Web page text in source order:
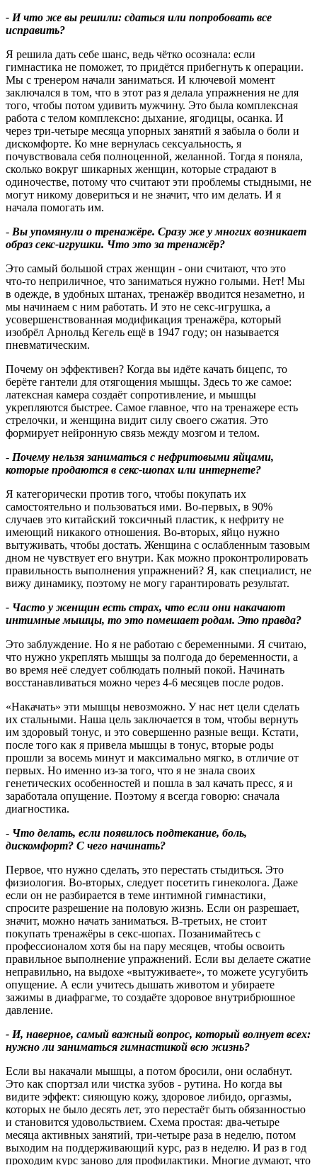
- И что же вы решили: сдаться или попробовать все
исправить?
Я решила дать себе шанс, ведь чётко осознала: если
гимнастика не поможет, то придётся прибегнуть к операции.
Мы с тренером начали заниматься. И ключевой момент
заключался в том, что в этот раз я делала упражнения не для
того, чтобы потом удивить мужчину. Это была комплексная
работа с телом комплексно: дыхание, ягодицы, осанка. И
через три‑четыре месяца упорных занятий я забыла о боли и
дискомфорте. Ко мне вернулась сексуальность, я
почувствовала себя полноценной, желанной. Тогда я поняла,
сколько вокруг шикарных женщин, которые страдают в
одиночестве, потому что считают эти проблемы стыдными, не
могут никому довериться и не значит, что им делать. И я
начала помогать им.
- Вы упомянули о тренажёре. Сразу же у многих возникает
образ секс-игрушки. Что это за тренажёр?
Это самый большой страх женщин - они считают, что это
что‑то неприличное, что заниматься нужно голыми. Нет! Мы
в одежде, в удобных штанах, тренажёр вводится незаметно, и
мы начинаем с ним работать. И это не секс-игрушка, а
усовершенствованная модификация тренажёра, который
изобрёл Арнольд Кегель ещё в 1947 году; он называется
пневматическим.
Почему он эффективен? Когда вы идёте качать бицепс, то
берёте гантели для отягощения мышцы. Здесь то же самое:
латексная камера создаёт сопротивление, и мышцы
укрепляются быстрее. Самое главное, что на тренажере есть
стрелочки, и женщина видит силу своего сжатия. Это
формирует нейронную связь между мозгом и телом.
- Почему нельзя заниматься с нефритовыми яйцами,
которые продаются в секс-шопах или интернете?
Я категорически против того, чтобы покупать их
самостоятельно и пользоваться ими. Во‑первых, в 90%
случаев это китайский токсичный пластик, к нефриту не
имеющий никакого отношения. Во‑вторых, яйцо нужно
вытуживать, чтобы достать. Женщина с ослабленным тазовым
дном не чувствует его внутри. Как можно проконтролировать
правильность выполнения упражнений? Я, как специалист, не
вижу динамику, поэтому не могу гарантировать результат.
- Часто у женщин есть страх, что если они накачают
интимные мышцы, то это помешает родам. Это правда?
Это заблуждение. Но я не работаю с беременными. Я считаю,
что нужно укреплять мышцы за полгода до беременности, а
во время неё следует соблюдать полный покой. Начинать
восстанавливаться можно через 4-6 месяцев после родов.
«Накачать» эти мышцы невозможно. У нас нет цели сделать
их стальными. Наша цель заключается в том, чтобы вернуть
им здоровый тонус, и это совершенно разные вещи. Кстати,
после того как я привела мышцы в тонус, вторые роды
прошли за восемь минут и максимально мягко, в отличие от
первых. Но именно из‑за того, что я не знала своих
генетических особенностей и пошла в зал качать пресс, я и
заработала опущение. Поэтому я всегда говорю: сначала
диагностика.
- Что делать, если появилось подтекание, боль,
дискомфорт? С чего начинать?
Первое, что нужно сделать, это перестать стыдиться. Это
физиология. Во‑вторых, следует посетить гинеколога. Даже
если он не разбирается в теме интимной гимнастики,
спросите разрешение на половую жизнь. Если он разрешает,
значит, можно начать заниматься. В‑третьих, не стоит
покупать тренажёры в секс‑шопах. Позанимайтесь с
профессионалом хотя бы на пару месяцев, чтобы освоить
правильное выполнение упражнений. Если вы делаете сжатие
неправильно, на выдохе «вытуживаете», то можете усугубить
опущение. А если учитесь дышать животом и убираете
зажимы в диафрагме, то создаёте здоровое внутрибрюшное
давление.
- И, наверное, самый важный вопрос, который волнует всех:
нужно ли заниматься гимнастикой всю жизнь?
Если вы накачали мышцы, а потом бросили, они ослабнут.
Это как спортзал или чистка зубов - рутина. Но когда вы
видите эффект: сияющую кожу, здоровое либидо, оргазмы,
которых не было десять лет, это перестаёт быть обязанностью
и становится удовольствием. Схема простая: два‑четыре
месяца активных занятий, три‑четыре раза в неделю, потом
выходим на поддерживающий курс, раз в неделю. И раз в год
проходим курс заново для профилактики. Многие думают, что